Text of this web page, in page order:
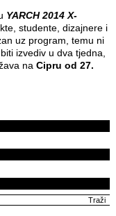
YARCH 2014 X-
studente, dizajnere i
uz program, temu ni
izvediv u dva tjedna,
na Cipru od 27.